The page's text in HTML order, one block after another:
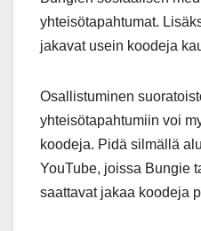
yhteisötapahtumat.
jakavat usein koodeja
Osallistuminen
yhteisötapahtumiin voi
koodeja. Pidä silmällä
YouTube, joissa Bungie
saattavat jakaa koodeja